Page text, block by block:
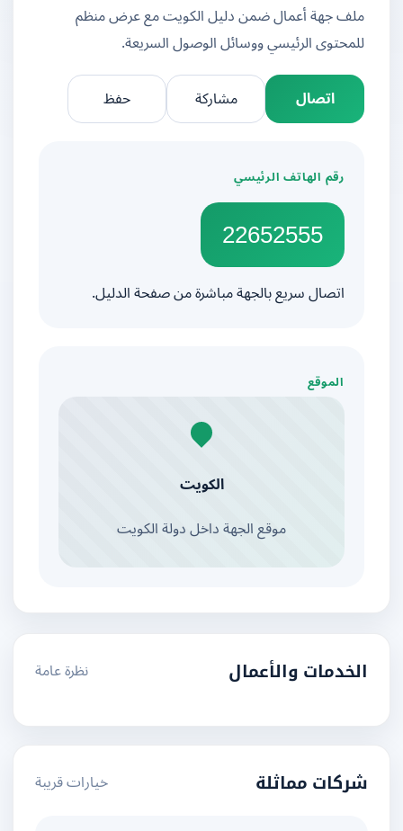
ملف جهة أعمال ضمن دليل الكويت مع عرض منظم
للمحتوى الرئيسي ووسائل الوصول السريعة.
اتصال
مشاركة
رقم الهاتف الرئيسي
22652555
اتصال سريع بالجهة مباشرة من صفحة الدليل.
الموقع
الكويت
موقع الجهة داخل دولة الكويت
الخدمات والأعمال نظرة عامة
شركات مماثلة خيارات قريبة